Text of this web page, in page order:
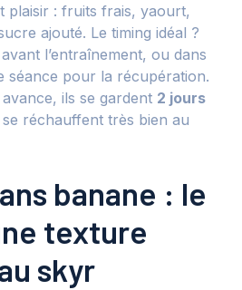
plaisir : fruits frais, yaourt,
ajouté. Le timing idéal ?
l’entraînement, ou dans
séance pour la récupération.
ils se gardent 2 jours
réchauffent très bien au
banane : le
texture
skyr